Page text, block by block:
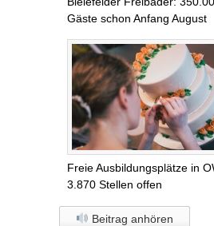
Gäste schon Anfang August
Freie Ausbildungsplätze in
3.870 Stellen offen
Beitrag anhören